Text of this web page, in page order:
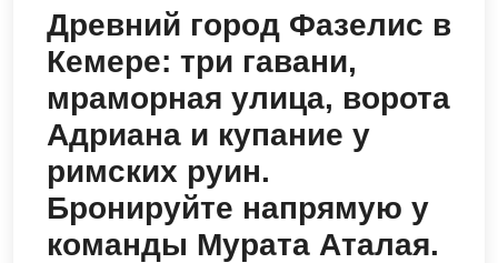
Древний город Фазелис в
Кемере: три гавани,
мраморная улица, ворота
Адриана и купание у
римских руин.
Бронируйте напрямую у
команды Мурата Аталая.